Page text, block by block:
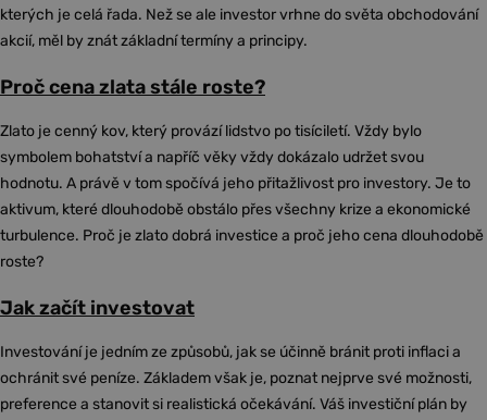
kterých je celá řada. Než se ale investor vrhne do světa obchodování
akcií, měl by znát základní termíny a principy.
Proč cena zlata stále roste?
Zlato je cenný kov, který provází lidstvo po tisíciletí. Vždy bylo
symbolem bohatství a napříč věky vždy dokázalo udržet svou
hodnotu. A právě v tom spočívá jeho přitažlivost pro investory. Je to
aktivum, které dlouhodobě obstálo přes všechny krize a ekonomické
turbulence. Proč je zlato dobrá investice a proč jeho cena dlouhodobě
roste?
Jak začít investovat
Investování je jedním ze způsobů, jak se účinně bránit proti inflaci a
ochránit své peníze. Základem však je, poznat nejprve své možnosti,
preference a stanovit si realistická očekávání. Váš investiční plán by